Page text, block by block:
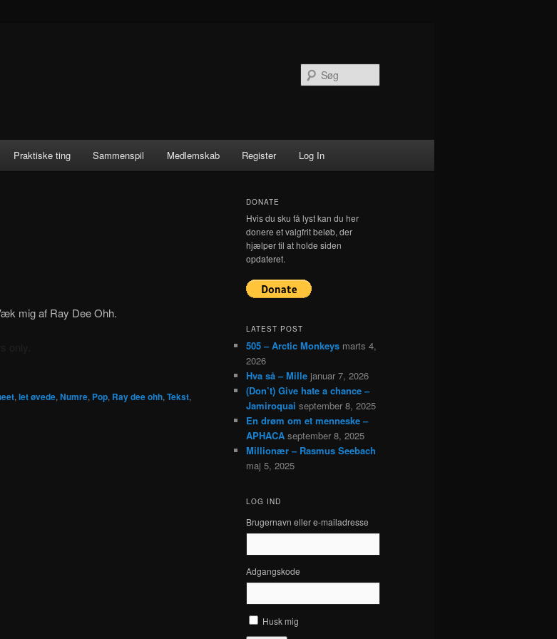
Praktiske ting Sammenspil Medlemskab Register Log In
mig af Ray Dee Ohh.
, let øvede, Numre, Pop, Ray dee ohh, Tekst,
DONATE
Hvis du sku få lyst kan du her
donere et valgfrit beløb, der
hjælper til at holde siden
opdateret.
LATEST POST
505 – Arctic Monkeys marts 4,
2026
Hva så – Mille januar 7, 2026
(Don’t) Give hate a chance –
Jamiroquai september 8, 2025
En drøm om et menneske –
APHACA september 8, 2025
Millionær – Rasmus Seebach
maj 5, 2025
LOG IND
Brugernavn eller e-mailadresse
Adgangskode
Husk mig